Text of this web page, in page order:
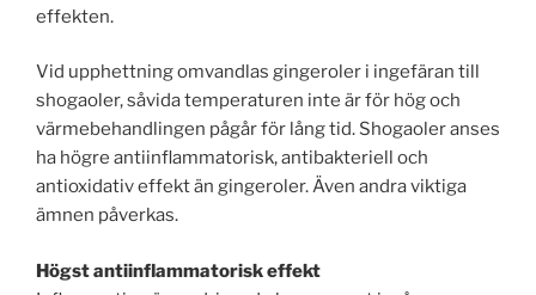
effekten.
Vid upphettning omvandlas gingeroler i ingefäran till
shogaoler, såvida temperaturen inte är för hög och
värmebehandlingen pågår för lång tid. Shogaoler anses
ha högre antiinflammatorisk, antibakteriell och
antioxidativ effekt än gingeroler. Även andra viktiga
ämnen påverkas.
Högst antiinflammatorisk effekt